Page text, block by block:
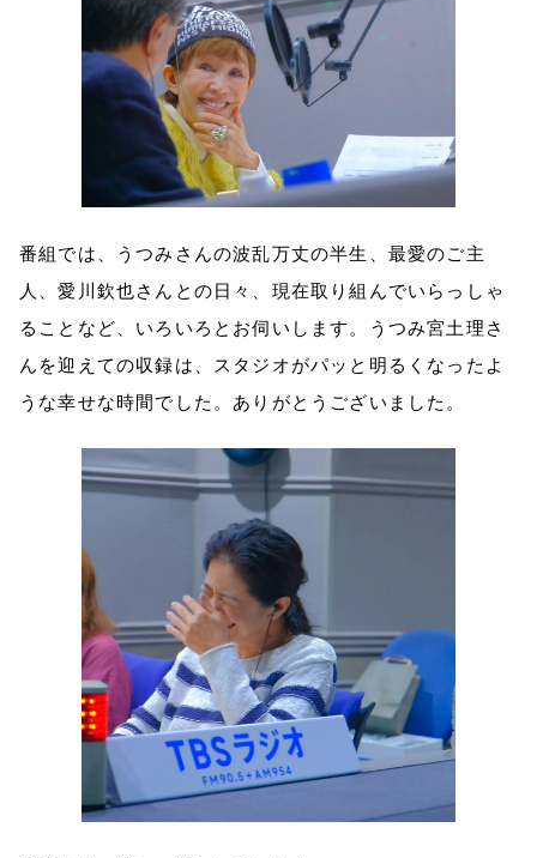
番組では、うつみさんの波乱万丈の半生、最愛のご主
人、愛川欽也さんとの日々、現在取り組んでいらっしゃ
ることなど、いろいろとお伺いします。うつみ宮土理さ
んを迎えての収録は、スタジオがパッと明るくなったよ
うな幸せな時間でした。ありがとうございました。